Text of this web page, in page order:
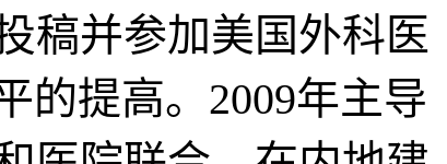
稿并参加美国外科医
的提高。2009年主导